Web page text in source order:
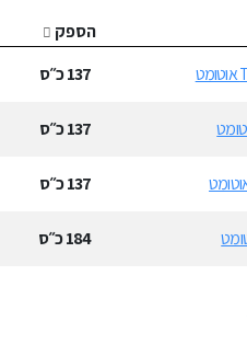
הספק
137כ״ס
137כ״ס
137כ״ס
184כ״ס